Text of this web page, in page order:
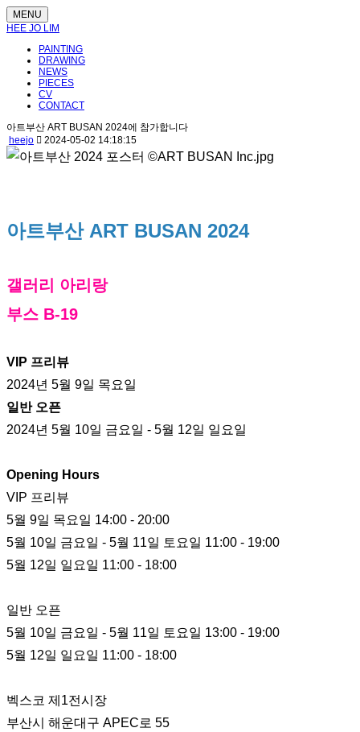
MENU
HEE JO LIM
PAINTING
DRAWING
NEWS
PIECES
CV
CONTACT
아트부산 ART BUSAN 2024에 참가합니다
heejo
2024-05-02 14:18:15
아트부산 ART BUSAN 2024
갤러리 아리랑
부스 B-19
VIP 프리뷰
2024년 5월 9일 목요일
일반 오픈
2024년 5월 10일 금요일 - 5월 12일 일요일
Opening Hours
VIP 프리뷰
5월 9일 목요일 14:00 - 20:00
5월 10일 금요일 - 5월 11일 토요일 11:00 - 19:00
5월 12일 일요일 11:00 - 18:00
일반 오픈
5월 10일 금요일 - 5월 11일 토요일 13:00 - 19:00
5월 12일 일요일 11:00 - 18:00
벡스코 제1전시장
부산시 해운대구 APEC로 55